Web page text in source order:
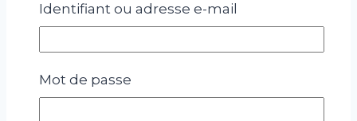
Concept venant d’Asie Petit gâteau de 2 /3
Identifiant ou adresse e-mail
Mot de passe